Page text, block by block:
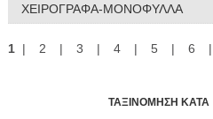
ΧΕΙΡΟΓΡΑΦΑ-ΜΟΝΟΦΥΛΛΑ
1| 2 | 3 | 4 | 5 | 6 |
ΤΑΞΙΝΟΜΗΣΗ ΚΑΤΑ